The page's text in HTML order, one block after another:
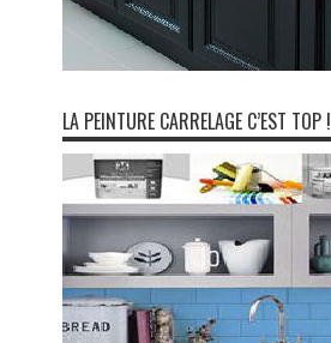
LA PEINTURE CARRELAGE C’EST TOP !